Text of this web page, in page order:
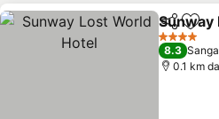
Kongsi
Sunway
4 Bintang
8.3
0.1 km